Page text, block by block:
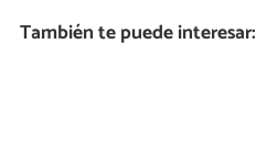
También te puede interesar: